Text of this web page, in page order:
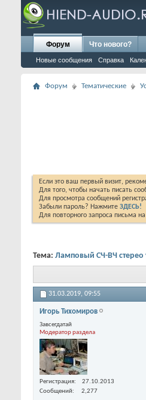
Форум
Новые сообщения Справка
Что нового?
Форум Тематические
Если это ваш первый визит,
Для того, чтобы начать писать
Для просмотра сообщений
Забыли пароль? Нажмите ЗДЕСЬ!
Для повторного запроса письма
Тема: Ламповый СЧ-ВЧ стерео
31.03.2019, 09:55
Игорь Тихомиров
Завсегдатай
Модератор раздела
Регистрация
27.10.2013
Сообщений
2,277